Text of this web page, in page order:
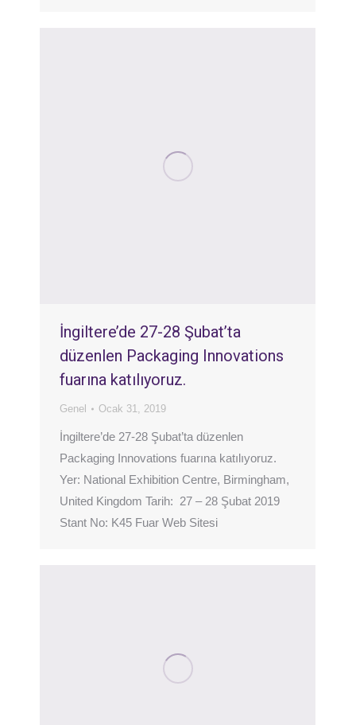
İngiltere’de 27-28 Şubat’ta
düzenlen Packaging Innovations
fuarına katılıyoruz.
Genel Ocak 31, 2019
İngiltere’de 27-28 Şubat’ta düzenlen
Packaging Innovations fuarına katılıyoruz.
Yer: National Exhibition Centre, Birmingham,
United Kingdom Tarih: 27 – 28 Şubat 2019
Stant No: K45 Fuar Web Sitesi